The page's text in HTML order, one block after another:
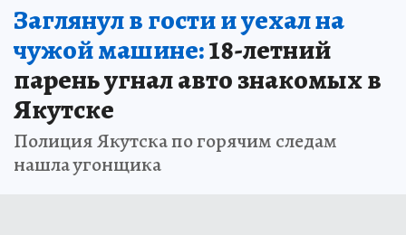
Заглянул в гости и уехал на
чужой машине:18-летний
парень угнал авто знакомых в
Якутске
Полиция Якутска по горячим следам
нашла угонщика